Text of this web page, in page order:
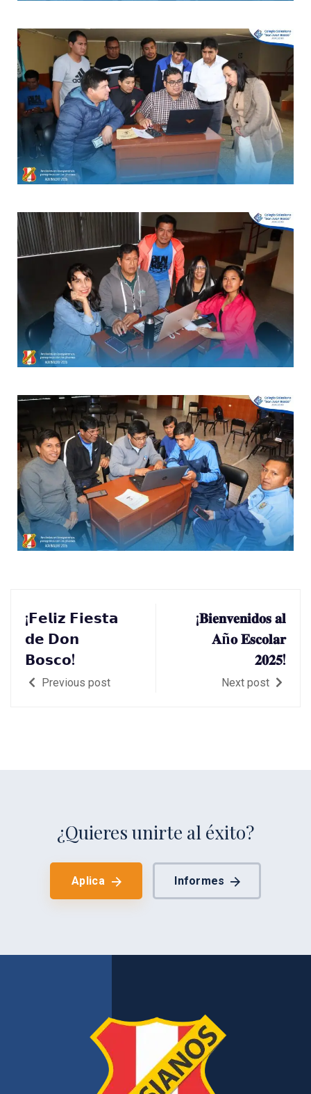
¡𝗙𝗲𝗹𝗶𝘇 𝗙𝗶𝗲𝘀𝘁𝗮
𝗱𝗲 𝗗𝗼𝗻
𝗕𝗼𝘀𝗰𝗼!
Previous post
¡𝐁𝐢𝐞𝐧𝐯𝐞𝐧𝐢𝐝𝐨𝐬 𝐚𝐥
𝐀ñ𝐨 𝐄𝐬𝐜𝐨𝐥𝐚𝐫
𝟐𝟎𝟐𝟓!
Next post
¿Quieres unirte al éxito?
Aplica Informes